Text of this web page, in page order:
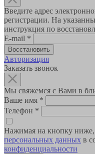
Введите адрес
регистрации. На
инструкция по
E-mail *
Авторизация
Заказать звонок
Мы свяжемся с Вами в
Ваше имя *
Телефон *
Нажимая на кнопку
персональных данных в
конфиденциальности